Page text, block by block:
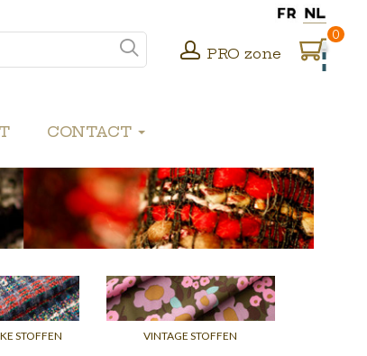
PRO zone
0
CONTACT
STOFFEN VINTAGE STOFFEN